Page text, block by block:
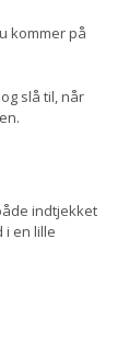
kommer på
slå til, når
indtjekket
i en lille